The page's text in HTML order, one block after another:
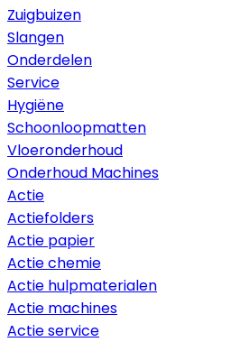
Zuigbuizen
Slangen
Onderdelen
Service
Hygiëne
Schoonloopmatten
Vloeronderhoud
Onderhoud Machines
Actie
Actiefolders
Actie papier
Actie chemie
Actie hulpmaterialen
Actie machines
Actie service